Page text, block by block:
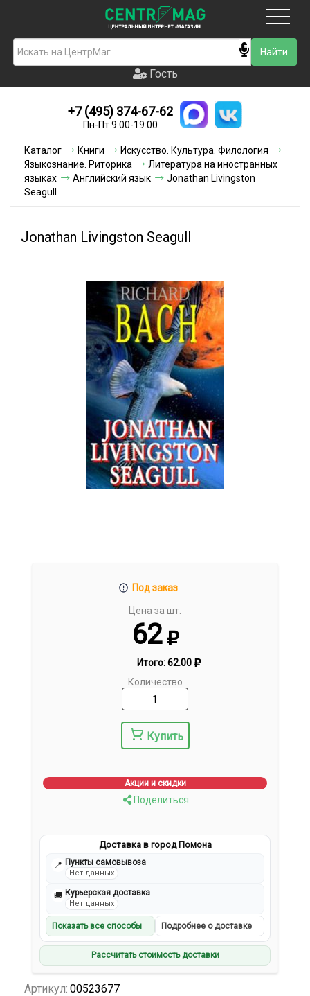
Гость
Новинки
Условия доставки
Условия оплаты
Акции и скидки
Гость
+7 (495) 374-67-62
Пн-Пт 9:00-19:00
Каталог Книги
Искусство. Культура. Филология
Языкознание. Риторика
Литература на иностранных
языках
Английский язык
Jonathan Livingston
Seagull
Jonathan Livingston Seagull
Под заказ
Цена за шт.
62
Итого:62.00
Количество
Купить
Акции и скидки
Поделиться
Доставка в город Помона
📍 Пункты самовывоза
Нет данных
🚚 Курьерская доставка
Нет данных
Показать все способы Подробнее о доставке
Рассчитать стоимость доставки
Артикул: 00523677